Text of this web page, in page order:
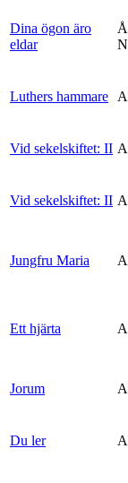
Dina ögon äro
eldar
Luthers hammare
Vid sekelskiftet: II
Vid sekelskiftet: II
Jungfru Maria
Ett hjärta
Jorum
Du ler